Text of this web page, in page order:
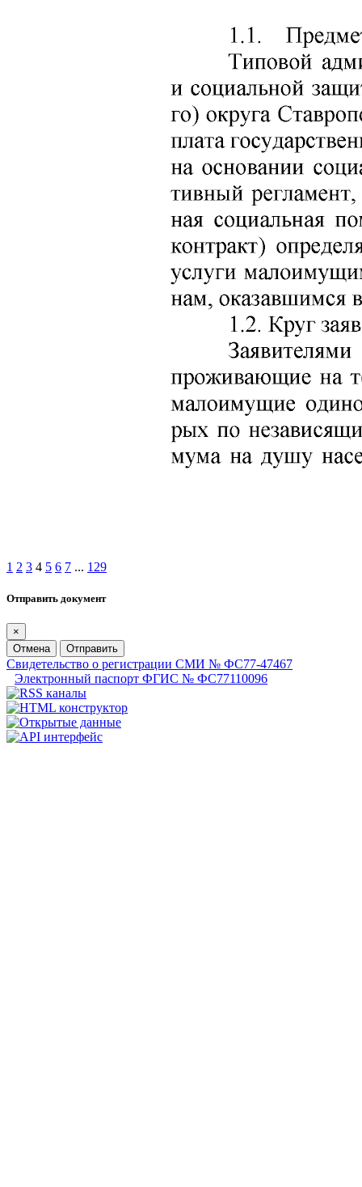
1 2 3 4 5 6 7 ... 129
Отправить документ
×
Отмена
Отправить
Свидетельство о регистрации СМИ № ФС77-47467
Электронный паспорт ФГИС № ФС77110096